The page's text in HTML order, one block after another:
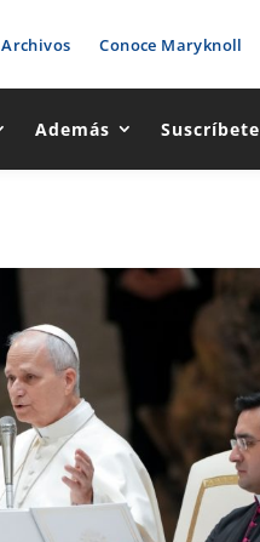
Archivos Conoce Maryknoll
Además Suscríbete